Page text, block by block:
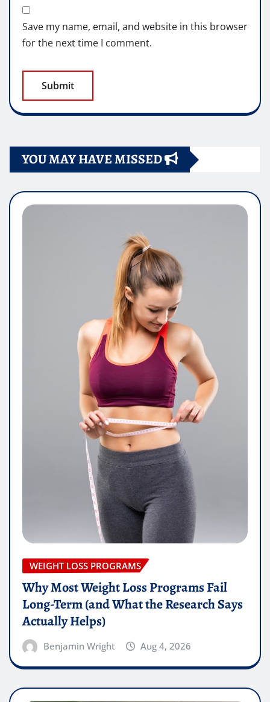
Save my name, email, and website in this browser
for the next time I comment.
YOU MAY HAVE MISSED
WEIGHT LOSS PROGRAMS
Why Most Weight Loss Programs Fail
Long-Term (and What the Research Says
Actually Helps)
Benjamin Wright Aug 4, 2026